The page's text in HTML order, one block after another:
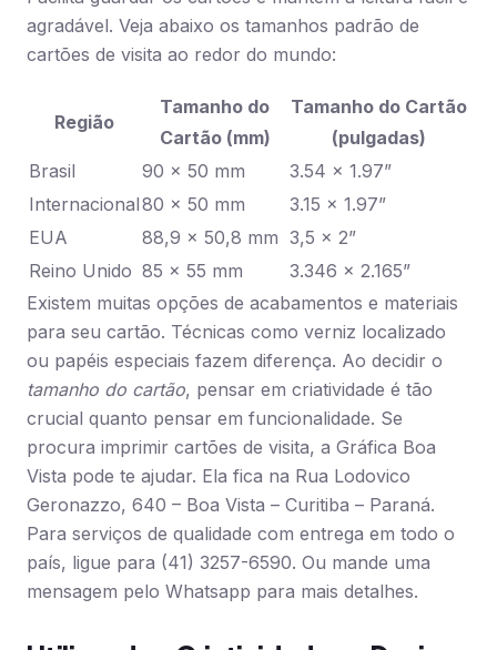
agradável. Veja abaixo os tamanhos padrão de
cartões de visita ao redor do mundo:
Região
Tamanho do
Cartão (mm)
Tamanho do Cartão
(pulgadas)
Brasil
90 × 50 mm
3.54 × 1.97”
Internacional80 × 50 mm
3.15 × 1.97”
EUA
88,9 × 50,8 mm 3,5 × 2”
Reino Unido 85 × 55 mm
3.346 × 2.165”
Existem muitas opções de acabamentos e materiais
para seu cartão. Técnicas como verniz localizado
ou papéis especiais fazem diferença. Ao decidir o
tamanho do cartão, pensar em criatividade é tão
crucial quanto pensar em funcionalidade. Se
procura imprimir cartões de visita, a Gráfica Boa
Vista pode te ajudar. Ela fica na Rua Lodovico
Geronazzo, 640 – Boa Vista – Curitiba – Paraná.
Para serviços de qualidade com entrega em todo o
país, ligue para (41) 3257-6590. Ou mande uma
mensagem pelo Whatsapp para mais detalhes.